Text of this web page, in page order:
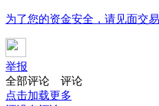
为了您的资金安全，请见面交
举报
全部评论
评论
点击加载更多